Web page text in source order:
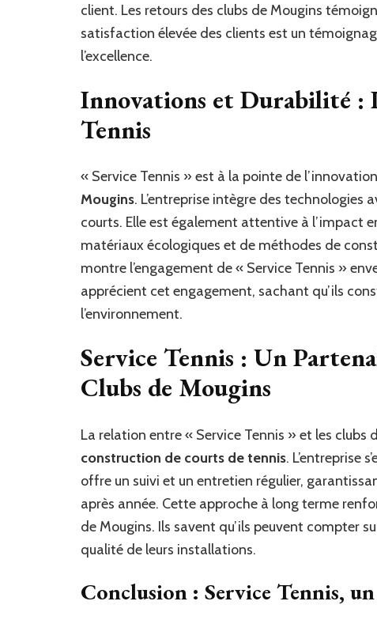
client. Les retours des clubs de Mougins
satisfaction élevée des clients est un
l’excellence.
Innovations et Durabilité :
Tennis
« Service Tennis » est à la pointe de
Mougins. L’entreprise intègre des
courts. Elle est également attentive à l’impact
matériaux écologiques et de méthodes de
montre l’engagement de « Service Tennis »
apprécient cet engagement, sachant qu’ils
l’environnement.
Service Tennis : Un
Clubs de Mougins
La relation entre « Service Tennis » et les
construction de courts de tennis. L’entreprise
offre un suivi et un entretien régulier,
après année. Cette approche à long terme
de Mougins. Ils savent qu’ils peuvent compter
qualité de leurs installations.
Conclusion : Service Tennis,